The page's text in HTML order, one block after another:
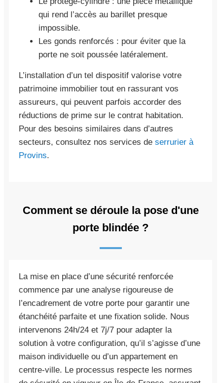
qui rend l’accès au barillet presque
impossible.
Les gonds renforcés : pour éviter que la
porte ne soit poussée latéralement.
L’installation d’un tel dispositif valorise votre
patrimoine immobilier tout en rassurant vos
assureurs, qui peuvent parfois accorder des
réductions de prime sur le contrat habitation.
Pour des besoins similaires dans d’autres
secteurs, consultez nos services de serrurier à
Provins.
Comment se déroule la pose d'une
porte blindée ?
La mise en place d’une sécurité renforcée
commence par une analyse rigoureuse de
l’encadrement de votre porte pour garantir une
étanchéité parfaite et une fixation solide. Nous
intervenons 24h/24 et 7j/7 pour adapter la
solution à votre configuration, qu’il s’agisse d’une
maison individuelle ou d’un appartement en
centre-ville. Le processus respecte les normes